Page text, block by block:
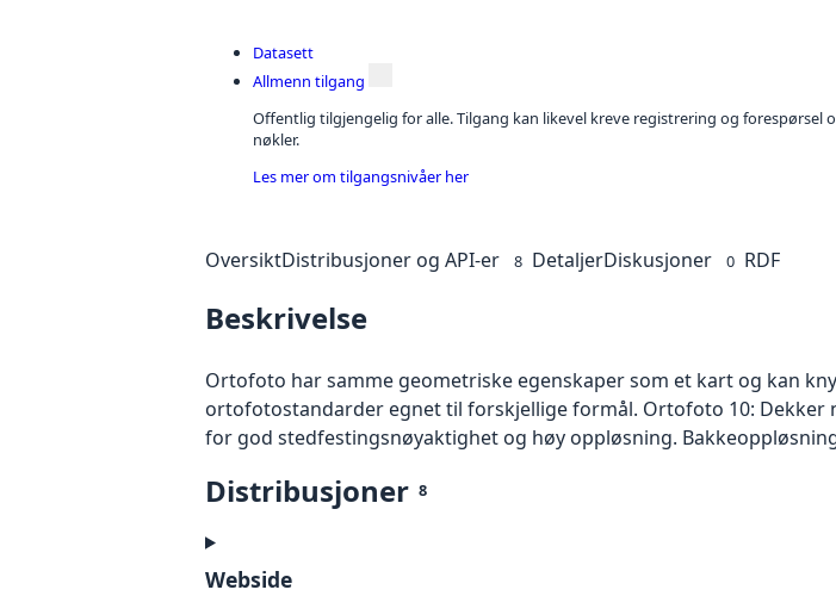
Datasett
Allmenn tilgang
Offentlig tilgjengelig for alle. Tilgang kan likevel kreve registrering og forespørsel
nøkler.
Les mer om tilgangsnivåer her
OversiktDistribusjoner og API-er 8 DetaljerDiskusjoner 0 RDF
Beskrivelse
Ortofoto har samme geometriske egenskaper som et kart og kan
ortofotostandarder egnet til forskjellige formål. Ortofoto 10:
for god stedfestingsnøyaktighet og høy oppløsning.
Distribusjoner 8
Webside